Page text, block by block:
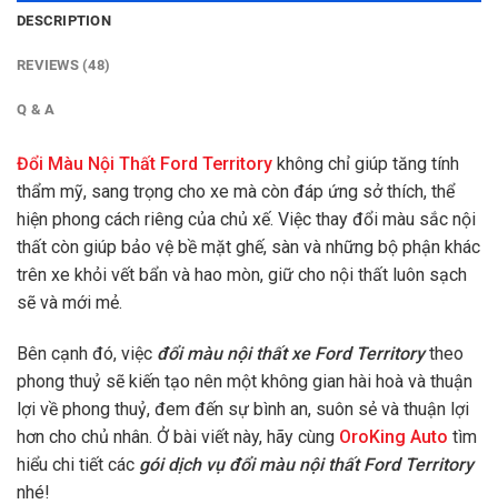
DESCRIPTION
REVIEWS (48)
Q & A
Đổi Màu Nội Thất Ford Territory không chỉ giúp tăng tính
thẩm mỹ, sang trọng cho xe mà còn đáp ứng sở thích, thể
hiện phong cách riêng của chủ xế. Việc thay đổi màu sắc nội
thất còn giúp bảo vệ bề mặt ghế, sàn và những bộ phận khác
trên xe khỏi vết bẩn và hao mòn, giữ cho nội thất luôn sạch
sẽ và mới mẻ.
Bên cạnh đó, việc đổi màu nội thất xe Ford Territorytheo
phong thuỷ sẽ kiến tạo nên một không gian hài hoà và thuận
lợi về phong thuỷ, đem đến sự bình an, suôn sẻ và thuận lợi
hơn cho chủ nhân. Ở bài viết này, hãy cùng OroKing Auto tìm
hiểu chi tiết các gói dịch vụ đổi màu nội thất Ford Territory
nhé!